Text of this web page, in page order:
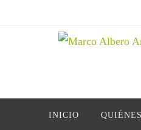
INICIO